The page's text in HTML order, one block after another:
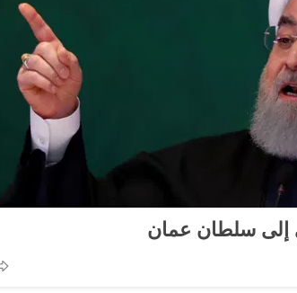
إلى سلطان عمان